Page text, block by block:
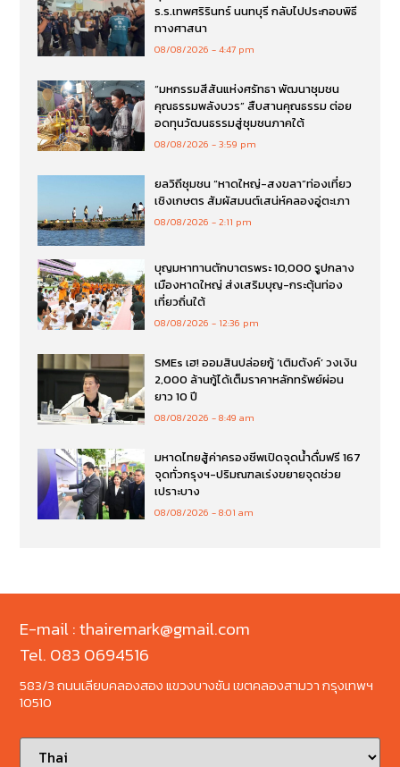
ร.ร.เทพศริรินทร์ นนทบุรี กลับไปประกอบพิธี
ทางศาสนา
08/08/2026 4:47 pm
“มหกรรมสีสันแห่งศรัทธา พัฒนาชุมชน
คุณธรรมพลังบวร” สืบสานคุณธรรม ต่อย
อดทุนวัฒนธรรมสู่ชุมชนภาคใต้
08/08/2026 3:59 pm
ยลวิถีชุมชน “หาดใหญ่-สงขลา”ท่องเที่ยว
เชิงเกษตร สัมผัสมนต์เสน่ห์คลองอู่ตะเภา
08/08/2026 2:11 pm
บุญมหาทานตักบาตรพระ 10,000 รูปกลาง
เมืองหาดใหญ่ ส่งเสริมบุญ-กระตุ้นท่อง
เที่ยวถิ่นใต้
08/08/2026 12:36 pm
SMEs เฮ! ออมสินปล่อยกู้ ‘เติมตังค์’ วงเงิน
2,000 ล้านกู้ได้เต็มราคาหลักทรัพย์ผ่อน
ยาว 10 ปี
08/08/2026 8:49 am
มหาดไทยสู้ค่าครองชีพเปิดจุดน้ำดื่มฟรี 167
จุดทั่วกรุงฯ-ปริมณฑลเร่งขยายจุดช่วย
เปราะบาง
08/08/2026 8:01 am
E-mail : thairemark@gmail.com
Tel. 083 0694516
583/3 ถนนเลียบคลองสอง แขวงบางชัน เขตคลองสามวา กรุงเทพฯ
10510